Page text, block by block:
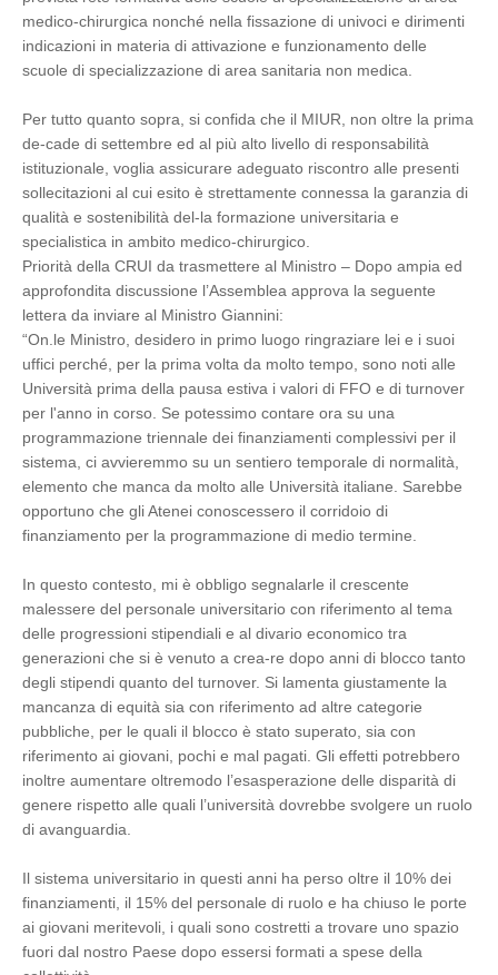
medico-chirurgica nonché nella fissazione di univoci e dirimenti
indicazioni in materia di attivazione e funzionamento delle
scuole di specializzazione di area sanitaria non medica.
Per tutto quanto sopra, si confida che il MIUR, non oltre la prima
de-cade di settembre ed al più alto livello di responsabilità
istituzionale, voglia assicurare adeguato riscontro alle presenti
sollecitazioni al cui esito è strettamente connessa la garanzia di
qualità e sostenibilità del-la formazione universitaria e
specialistica in ambito medico-chirurgico.
Priorità della CRUI da trasmettere al Ministro – Dopo ampia ed
approfondita discussione l’Assemblea approva la seguente
lettera da inviare al Ministro Giannini:
“On.le Ministro, desidero in primo luogo ringraziare lei e i suoi
uffici perché, per la prima volta da molto tempo, sono noti alle
Università prima della pausa estiva i valori di FFO e di turnover
per l'anno in corso. Se potessimo contare ora su una
programmazione triennale dei finanziamenti complessivi per il
sistema, ci avvieremmo su un sentiero temporale di normalità,
elemento che manca da molto alle Università italiane. Sarebbe
opportuno che gli Atenei conoscessero il corridoio di
finanziamento per la programmazione di medio termine.
In questo contesto, mi è obbligo segnalarle il crescente
malessere del personale universitario con riferimento al tema
delle progressioni stipendiali e al divario economico tra
generazioni che si è venuto a crea-re dopo anni di blocco tanto
degli stipendi quanto del turnover. Si lamenta giustamente la
mancanza di equità sia con riferimento ad altre categorie
pubbliche, per le quali il blocco è stato superato, sia con
riferimento ai giovani, pochi e mal pagati. Gli effetti potrebbero
inoltre aumentare oltremodo l’esasperazione delle disparità di
genere rispetto alle quali l’università dovrebbe svolgere un ruolo
di avanguardia.
Il sistema universitario in questi anni ha perso oltre il 10% dei
finanziamenti, il 15% del personale di ruolo e ha chiuso le porte
ai giovani meritevoli, i quali sono costretti a trovare uno spazio
fuori dal nostro Paese dopo essersi formati a spese della